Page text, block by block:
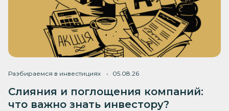
Разбираемся в инвестициях 05.08.26
Слияния и поглощения компаний:
что важно знать инвестору?